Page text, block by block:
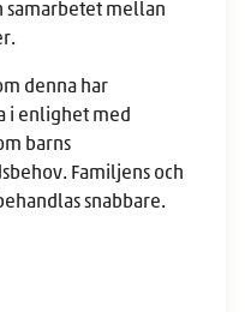
samarbetet mellan
denna har
i enlighet med
barns
Familjens och
snabbare.